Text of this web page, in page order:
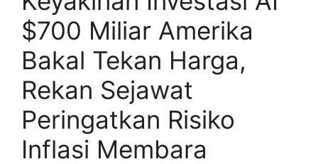
$700 Miliar Amerika
Bakal Tekan Harga,
Rekan Sejawat
Peringatkan Risiko
Inflasi Membara